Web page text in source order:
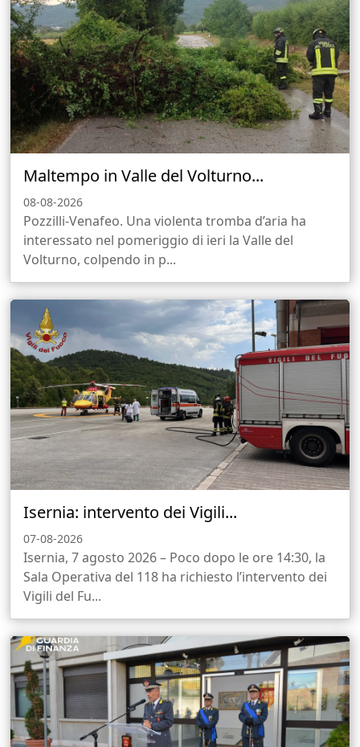
Maltempo in Valle del Volturno...
08-08-2026
Pozzilli-Venafeo. Una violenta tromba d’aria ha
interessato nel pomeriggio di ieri la Valle del
Volturno, colpendo in p...
Isernia: intervento dei Vigili...
07-08-2026
Isernia, 7 agosto 2026 – Poco dopo le ore 14:30, la
Sala Operativa del 118 ha richiesto l’intervento dei
Vigili del Fu...